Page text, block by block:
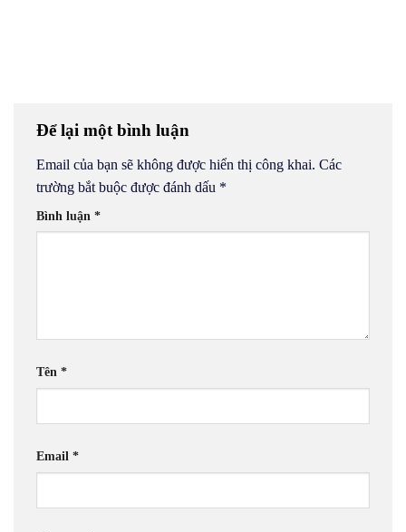
Để lại một bình luận
Email của bạn sẽ không được hiển thị công khai. Các
trường bắt buộc được đánh dấu *
Bình luận *
Tên *
Email *